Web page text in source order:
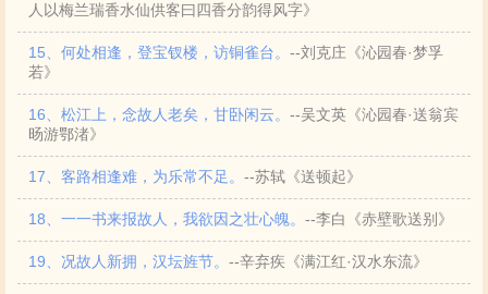
人以梅兰瑞香水仙供客曰四香分韵得风字》
15、何处相逢，登宝钗楼，访铜雀台。 --刘克庄《沁园春·梦孚
若》
16、松江上，念故人老矣，甘卧闲云。 --吴文英《沁园春·送翁宾
旸游鄂渚》
17、客路相逢难，为乐常不足。 --苏轼《送顿起》
18、一一书来报故人，我欲因之壮心魄。 --李白《赤壁歌送别》
19、况故人新拥，汉坛旌节。 --辛弃疾《满江红·汉水东流》